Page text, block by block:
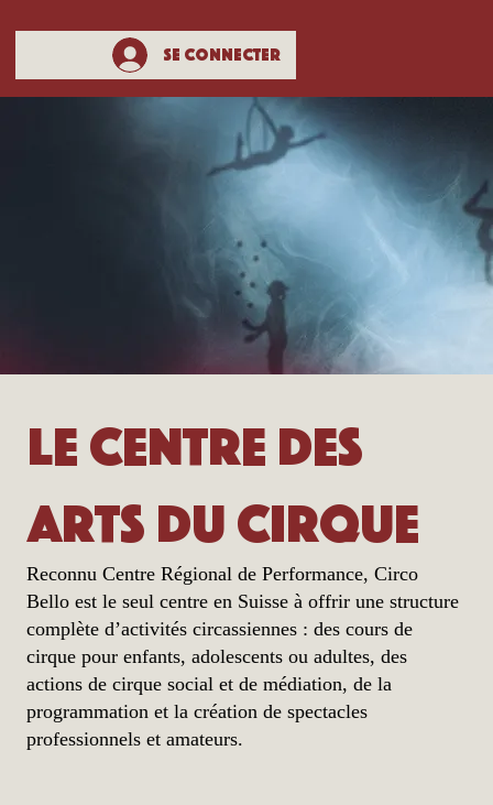
Se connecter
Le centre des
arts du cirque
Reconnu Centre Régional de Performance, Circo
Bello est le seul centre en Suisse à offrir une structure
complète d’activités circassiennes : des cours de
cirque pour enfants, adolescents ou adultes, des
actions de cirque social et de médiation, de la
programmation et la création de spectacles
professionnels et amateurs.